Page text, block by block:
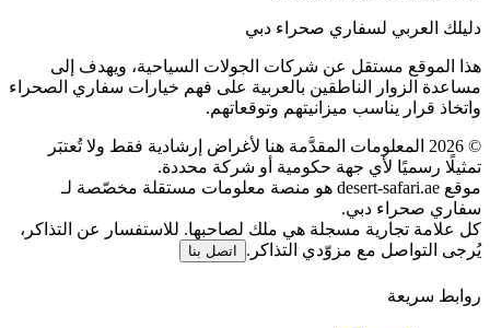
دليلك العربي لسفاري صحراء دبي
هذا الموقع مستقل عن شركات الجولات السياحية، ويهدف إلى
مساعدة الزوار الناطقين بالعربية على فهم خيارات سفاري الصحراء
واتخاذ قرار يناسب ميزانيتهم وتوقعاتهم.
©
2026 المعلومات المقدَّمة هنا لأغراض إرشادية فقط ولا تُعتبَر
تمثيلًا رسميًا لأي جهة حكومية أو شركة محددة.
موقع desert-safari.ae هو منصة معلومات مستقلة مخصّصة لـ
سفاري صحراء دبي.
كل علامة تجارية مسجلة هي ملك لصاحبها. للاستفسار عن التذاكر،
يُرجى التواصل مع مزوّدي التذاكر.
اتصل بنا
روابط سريعة